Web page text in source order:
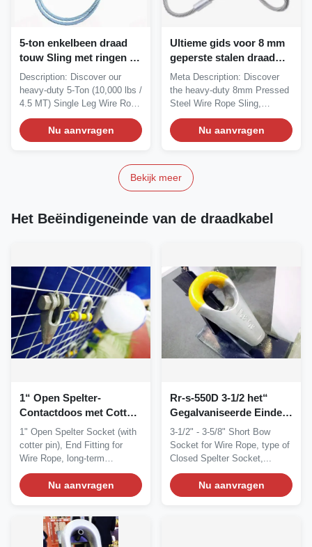
5-ton enkelbeen draad
touw Sling met ringen en
vingers: Premium Lifting
Solution (voor NZ, VS,
EU)
Description: Discover our
heavy-duty 5-Ton (10,000 lbs /
4.5 MT) Single Leg Wire Rope
Sling with...
Nu aanvragen
Ultieme gids voor 8 mm
geperste stalen draad
touw slingen voor
structurele constructie
Meta Description: Discover
the heavy-duty 8mm Pressed
Steel Wire Rope Sling,
engineered for...
Nu aanvragen
Bekijk meer
Het Beëindigeneinde van de draadkabel
1“ Open Spelter-
Contactdoos met Cotter
Pin, de Open Swage-
Kabel van de
Contactdoosdraad
1" Open Spelter Socket (with
cotter pin), End Fitting for
Wire Rope, long-term
durability...
Nu aanvragen
Rr-s-550D 3-1/2 het“
Gegalvaniseerde Einde
van het
staalkabelbeëindigen
3-1/2" - 3-5/8" Short Bow
Socket for Wire Rope, type of
Closed Spelter Socket,...
Nu aanvragen